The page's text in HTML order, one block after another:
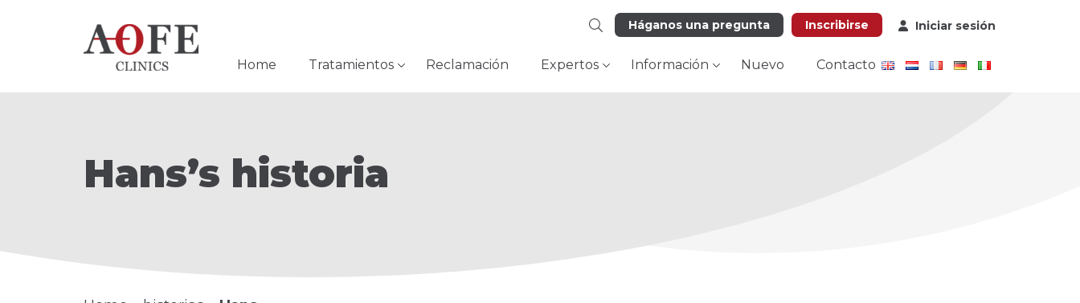
Háganos una pregunta Inscribirse Iniciar sesión
Home Tratamientos Reclamación Expertos Información Nuevo Contacto
Hans’s historia